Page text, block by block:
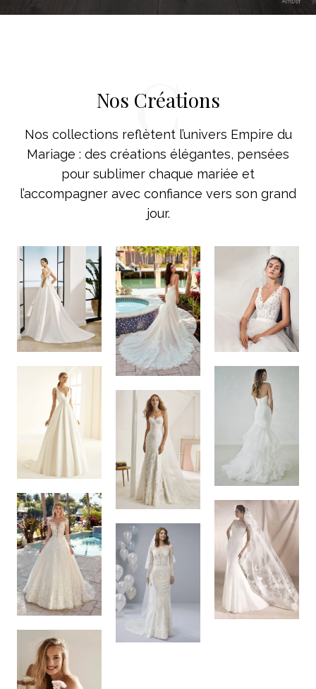
C
Nos Créations
Nos collections reflètent l’univers Empire du
Mariage : des créations élégantes, pensées
pour sublimer chaque mariée et
l’accompagner avec confiance vers son grand
jour.